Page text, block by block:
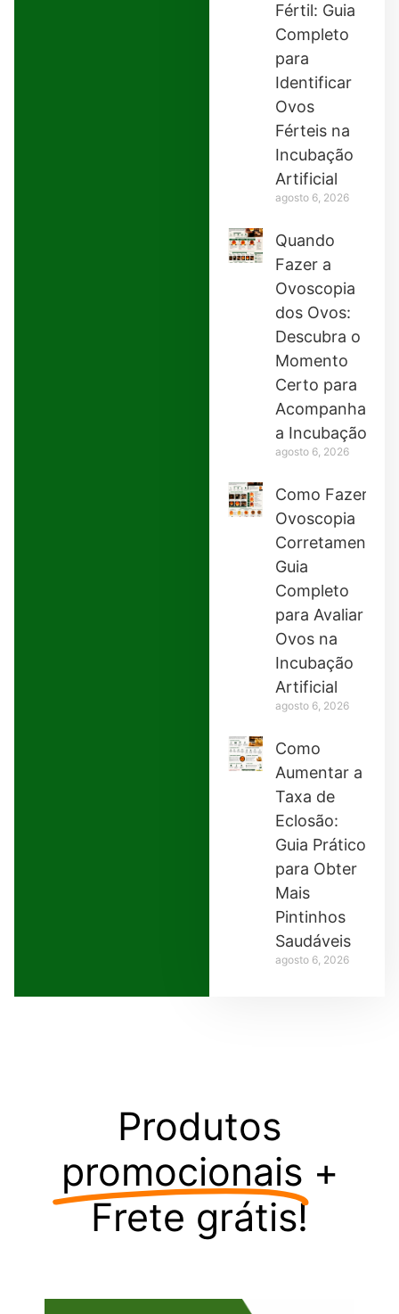
Fértil: Guia
Completo
para
Identificar
Ovos
Férteis na
Incubação
Artificial
agosto 6, 2026
Quando
Fazer a
Ovoscopia
dos Ovos:
Descubra o
Momento
Certo para
Acompanhar
a Incubação
agosto 6, 2026
Como Fazer
Ovoscopia
Corretamente:
Guia
Completo
para Avaliar
Ovos na
Incubação
Artificial
agosto 6, 2026
Como
Aumentar a
Taxa de
Eclosão:
Guia Prático
para Obter
Mais
Pintinhos
Saudáveis
agosto 6, 2026
Produtos
promocionais +
Frete grátis!